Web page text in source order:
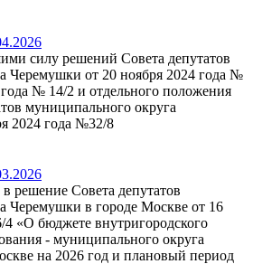
силу решений Совета депутатов
Черемушки от 20 ноября 2024 года №
№ 14/2 и отдельного положения
муниципального округа
2024 года №32/8
решение Совета депутатов
Черемушки в городе Москве от 16
4 «О бюджете внутригородского
- муниципального округа
на 2026 год и плановый период